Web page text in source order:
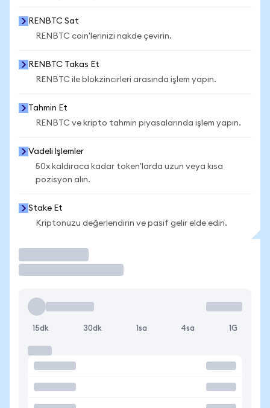
RENBTC Sat
RENBTC coin'lerinizi nakde çevirin.
RENBTC Takas Et
RENBTC ile blokzincirleri arasında işlem yapın.
Tahmin Et
RENBTC ve kripto tahmin piyasalarında işlem yapın.
Vadeli İşlemler
50x kaldıraca kadar token'larda uzun veya kısa
pozisyon alın.
Stake Et
Kriptonuzu değerlendirin ve pasif gelir elde edin.
15dk 30dk 1sa 4sa 1G